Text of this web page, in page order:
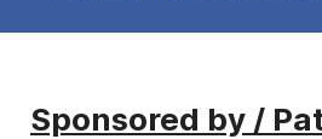
Sponsored by /